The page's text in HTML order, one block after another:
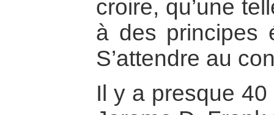
croire, qu’une
à des principes
S’attendre au
Il y a presque